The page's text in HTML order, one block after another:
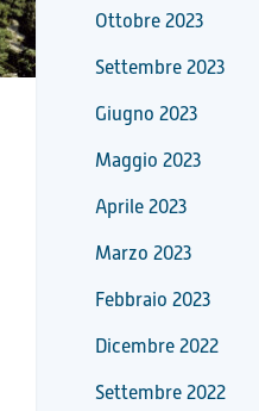
Ottobre 2023
Settembre 2023
Giugno 2023
Maggio 2023
Aprile 2023
Marzo 2023
Febbraio 2023
Dicembre 2022
Settembre 2022